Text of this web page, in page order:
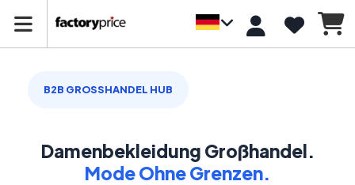
B2B GROSSHANDEL HUB
Damenbekleidung Großhandel.
Mode Ohne Grenzen.